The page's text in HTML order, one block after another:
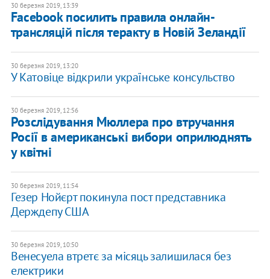
30 березня 2019, 13:39
Facebook посилить правила онлайн-
трансляцій після теракту в Новій Зеландії
30 березня 2019, 13:20
У Катовіце відкрили українське консульство
30 березня 2019, 12:56
Розслідування Мюллера про втручання
Росії в американські вибори оприлюднять
у квітні
30 березня 2019, 11:54
Гезер Нойєрт покинула пост представника
Держдепу США
30 березня 2019, 10:50
Венесуела втретє за місяць залишилася без
електрики